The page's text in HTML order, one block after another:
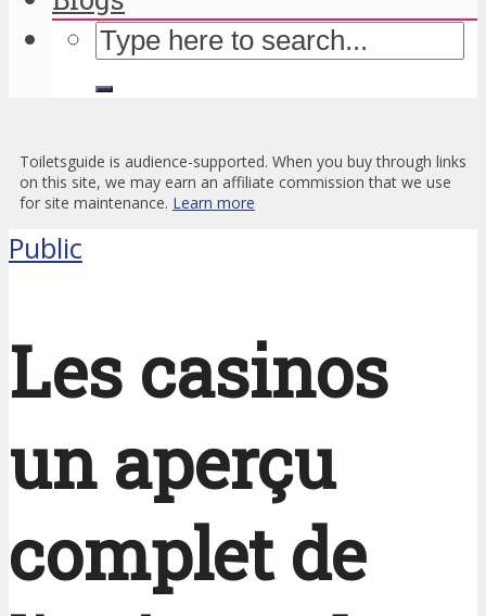
Toiletsguide is audience-supported. When you buy through links
on this site, we may earn an affiliate commission that we use
for site maintenance. Learn more
Public
Les casinos
un aperçu
complet de